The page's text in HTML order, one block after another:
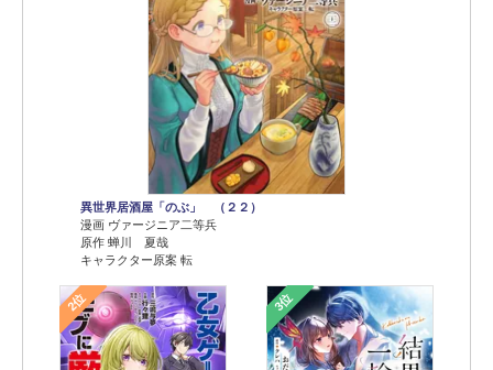
異世界居酒屋「のぶ」 （２２）
漫画 ヴァージニア二等兵
原作 蝉川 夏哉
キャラクター原案 転
2位 3位